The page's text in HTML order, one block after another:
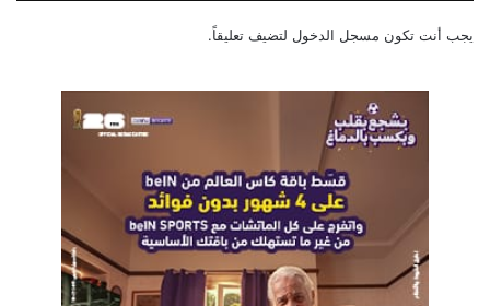
يجب أنت تكون مسجل الدخول لتضيف تعليقاً.